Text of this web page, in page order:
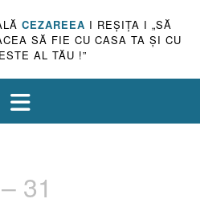
CEZAREEA I REŞIŢA I „SĂ
SĂ FIE CU CASA TA ŞI CU
AL TĂU !”
31